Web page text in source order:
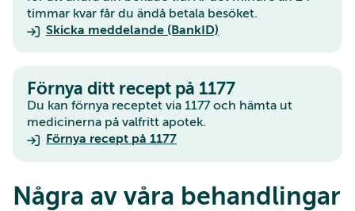
timmar kvar får du ändå betala besöket.
Skicka meddelande (BankID)
Förnya ditt recept på 1177
Du kan förnya receptet via 1177 och hämta ut
medicinerna på valfritt apotek.
Förnya recept på 1177
Några av våra behandlingar